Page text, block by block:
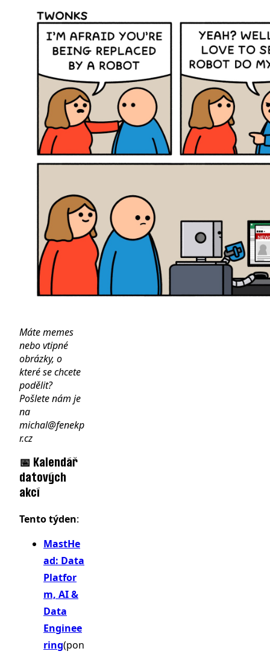
Máte memes
nebo vtipné
obrázky, o
které se chcete
podělit?
Pošlete nám je
na
michal@fenekp
r.cz
📅 Kalendář
datových
akcí
Tento týden:
MastHe
ad: Data
Platfor
m, AI &
Data
Enginee
ring(pon